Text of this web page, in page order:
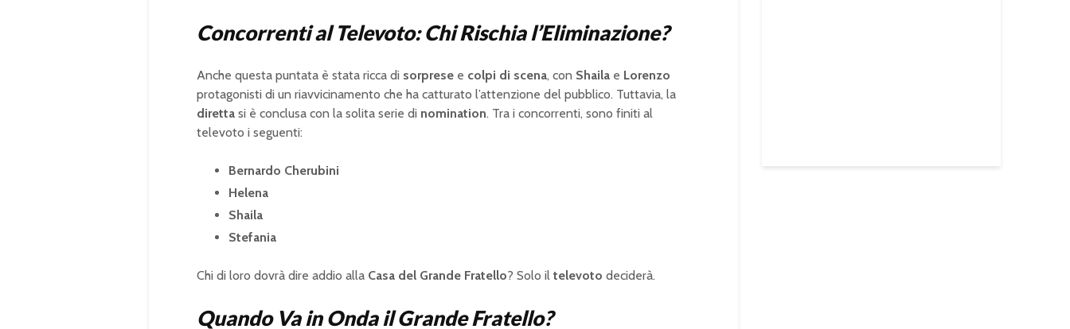
Concorrenti al Televoto: Chi Rischia l’Eliminazione?
Anche questa puntata è stata ricca di sorprese e colpi di scena, con Shaila e Lorenzo
protagonisti di un riavvicinamento che ha catturato l’attenzione del pubblico. Tuttavia, la
diretta si è conclusa con la solita serie di nomination. Tra i concorrenti, sono finiti al
televoto i seguenti:
Bernardo Cherubini
Helena
Shaila
Stefania
Chi di loro dovrà dire addio alla Casa del Grande Fratello? Solo il televoto deciderà.
Quando Va in Onda il Grande Fratello?